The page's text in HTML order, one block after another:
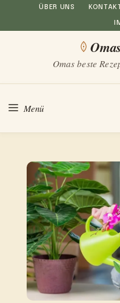
Inhalt
ÜBER UNS
Omas beste
Menü